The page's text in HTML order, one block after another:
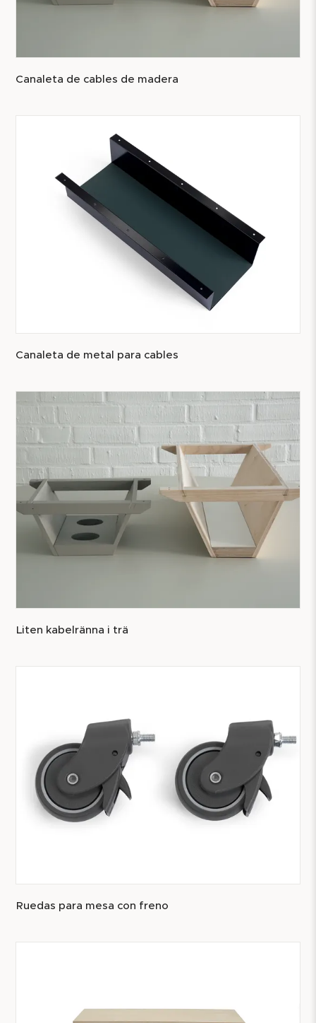
Canaleta de cables de madera
Canaleta de metal para cables
Liten kabelränna i trä
Ruedas para mesa con freno